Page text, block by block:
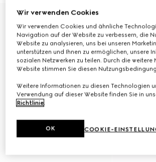
Wir verwenden Cookies
Wir verwenden Cookies und ähnliche
Navigation auf der Website zu verbessern, die
Website zu analysieren, uns bei unseren
unterstützen und Ihnen zu ermöglichen, unsere
sozialen Netzwerken zu teilen. Durch die weitere
Website stimmen Sie diesen
Weitere Informationen zu diesen Technologien
Verwendung auf dieser Website finden Sie in
Richtlinie.
COOKIE-
OK